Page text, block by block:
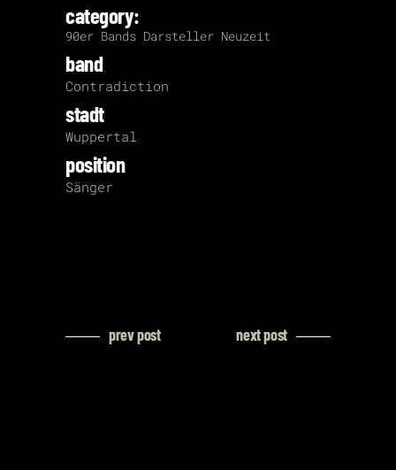
category:
90er Bands Darsteller Neuzeit
band
Contradiction
stadt
Wuppertal
position
Sänger
prev post next post